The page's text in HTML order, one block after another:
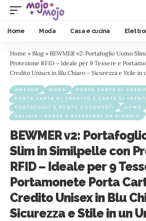
Home Moda Casa e cucina
Home » Blog » BEWMER v2: Portafoglio Uomo
Protezione RFID – Ideale per 9 Tessere e
Credito Unisex in Blu Chiaro – Sicurezza e Stile in
AMAZON MODA
PORTA CARTE DI
PORTA CARTE DI CREDITO E CARTE DI
PORTAFOGLI E PORTA DOCUMENTI
UOMO
VALIGIE - BORSE E ACCESSORI DA VIAGGIO
BEWMER v2:
Slim in Similpelle con
RFID – Ideale per 9
Portamonete Porta
Credito Unisex in Blu
Sicurezza e Stile in un